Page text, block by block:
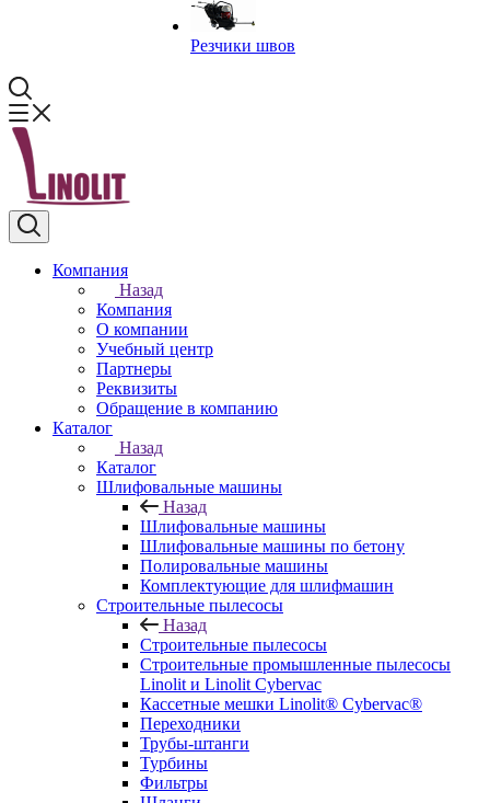
Резчики швов
Компания
Назад
Компания
О компании
Учебный центр
Партнеры
Реквизиты
Обращение в компанию
Каталог
Назад
Каталог
Шлифовальные машины
Назад
Шлифовальные машины
Шлифовальные машины по бетону
Полировальные машины
Комплектующие для шлифмашин
Строительные пылесосы
Назад
Строительные пылесосы
Строительные промышленные пылесосы
Linolit и Linolit Cybervac
Кассетные мешки Linolit® Cybervac®
Переходники
Трубы-штанги
Турбины
Фильтры